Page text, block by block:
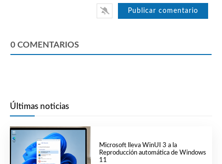
0 COMENTARIOS
Últimas noticias
Microsoft lleva WinUI 3 a la
Reproducción automática de Windows
11